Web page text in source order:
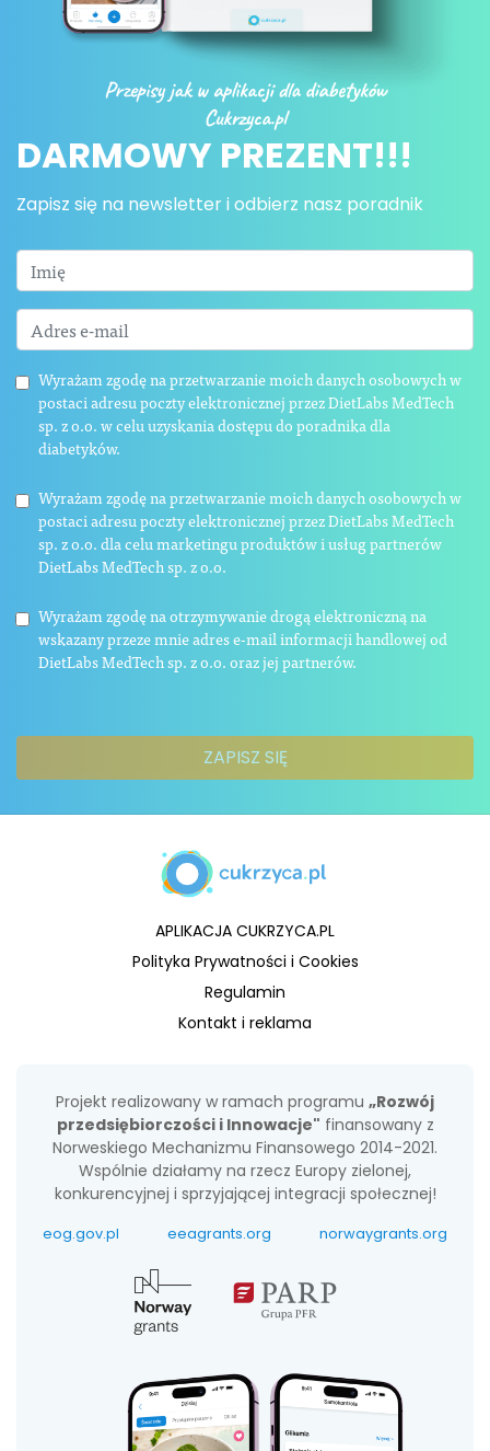
DARMOWY PREZENT!!!
Zapisz się na newsletter i odbierz nasz poradnik
Wyrażam zgodę na przetwarzanie moich danych osobowych w
postaci adresu poczty elektronicznej przez DietLabs MedTech
sp. z o.o. w celu uzyskania dostępu do poradnika dla
diabetyków.
Wyrażam zgodę na przetwarzanie moich danych osobowych w
postaci adresu poczty elektronicznej przez DietLabs MedTech
sp. z o.o. dla celu marketingu produktów i usług partnerów
DietLabs MedTech sp. z o.o.
Wyrażam zgodę na otrzymywanie drogą elektroniczną na
wskazany przeze mnie adres e-mail informacji handlowej od
DietLabs MedTech sp. z o.o. oraz jej partnerów.
APLIKACJA CUKRZYCA.PL
Polityka Prywatności i Cookies
Regulamin
Kontakt i reklama
Projekt realizowany w ramach programu „Rozwój
przedsiębiorczości i Innowacje" finansowany z
Norweskiego Mechanizmu Finansowego 2014-2021.
Wspólnie działamy na rzecz Europy zielonej,
konkurencyjnej i sprzyjającej integracji społecznej!
eog.gov.pl eeagrants.org norwaygrants.org